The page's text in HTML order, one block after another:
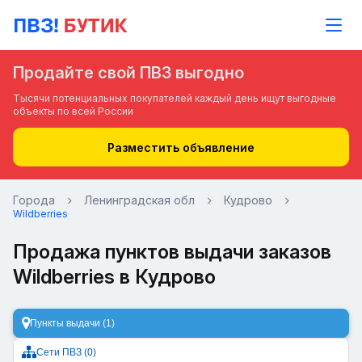
Продайте свой ПВЗ выгодно
Тысячи потенциальных покупателей каждый день ищут выгодные
объекты по всей России
Разместить объявление
Города Ленинградская обл Кудрово
Wildberries
Продажа пунктов выдачи заказов
Wildberries в Кудрово
Пункты выдачи (1)
Сети ПВЗ (0)